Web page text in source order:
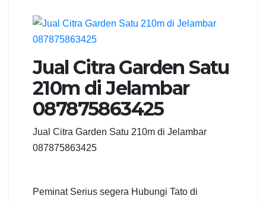
Jual Citra Garden Satu
210m di Jelambar
087875863425
Jual Citra Garden Satu 210m di Jelambar
087875863425
Peminat Serius segera Hubungi Tato di